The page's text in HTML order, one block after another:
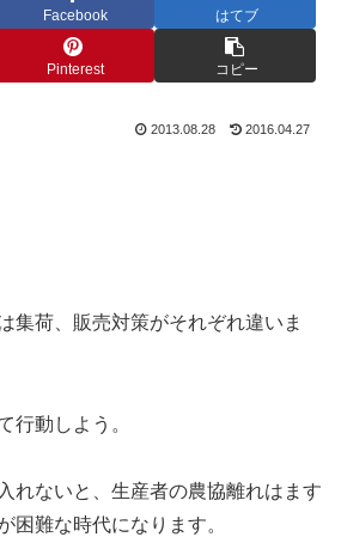
Facebook はてブ
Pinterest コピー
2013.08.28 2016.04.27
集荷、販売対策がそれぞれ違いま
行動しよう。
れないと、生産者の農協離れはます
困難な時代になります。